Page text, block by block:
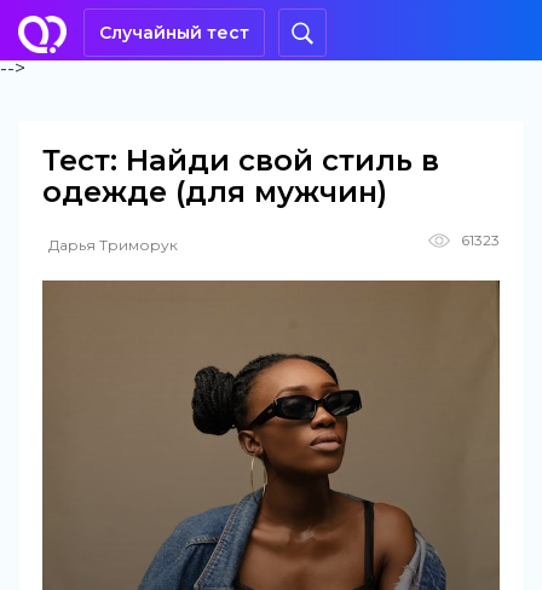
Случайный тест
-->
Тест: Найди свой стиль в
одежде (для мужчин)
Дарья Триморук 61323